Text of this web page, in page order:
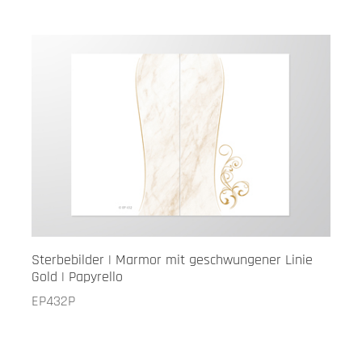
Sterbebilder | Marmor mit geschwungener Linie
Gold | Papyrello
EP432P